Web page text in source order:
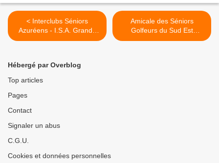
< Interclubs Séniors
Azuréens - I.S.A. Grande
Bastide vs Cannes Mougins
Amicale des Séniors
Golfeurs du Sud Est
(ASGSE) : TROPHEE
Hébergé par Overblog
Top articles
Pages
Contact
Signaler un abus
C.G.U.
Cookies et données personnelles